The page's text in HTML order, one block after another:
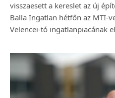
visszaesett a kereslet az új
Balla Ingatlan hétfőn az MTI-
Velencei-tó ingatlanpiacának